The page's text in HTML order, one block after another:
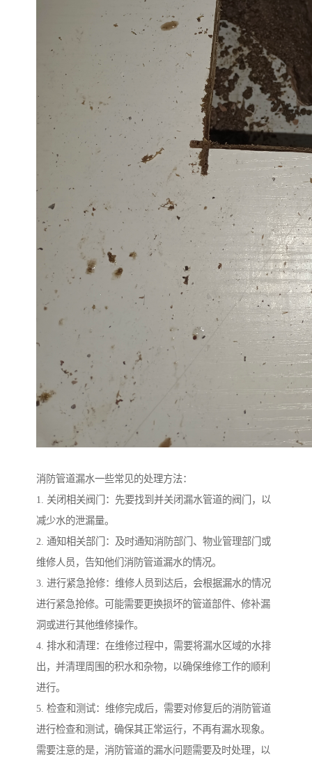
消防管道漏水一些常见的处理方法：
1. 关闭相关阀门：先要找到并关闭漏水管道的阀门，以
减少水的泄漏量。
2. 通知相关部门：及时通知消防部门、物业管理部门或
维修人员，告知他们消防管道漏水的情况。
3. 进行紧急抢修：维修人员到达后，会根据漏水的情况
进行紧急抢修。可能需要更换损坏的管道部件、修补漏
洞或进行其他维修操作。
4. 排水和清理：在维修过程中，需要将漏水区域的水排
出，并清理周围的积水和杂物，以确保维修工作的顺利
进行。
5. 检查和测试：维修完成后，需要对修复后的消防管道
进行检查和测试，确保其正常运行，不再有漏水现象。
需要注意的是，消防管道的漏水问题需要及时处理，以